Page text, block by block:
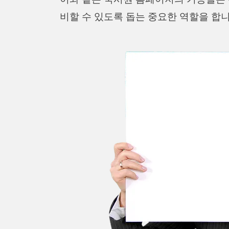
비할 수 있도록 돕는 중요한 역할을 합